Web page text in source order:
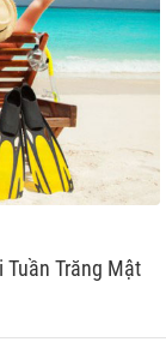
Tuần Trăng Mật